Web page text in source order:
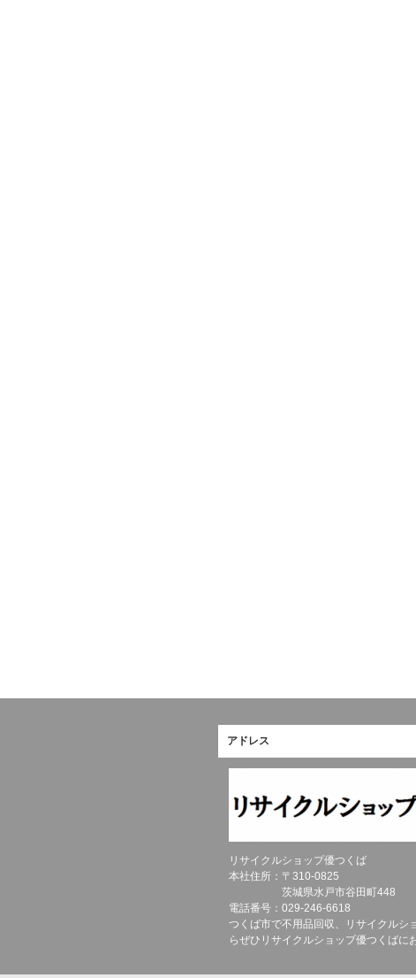
アドレス
リサイクルショップ優つくば
本社住所：〒 310-0825
茨城県水戸市谷田町448
電話番号： 029-246-6618
つくば市で不用品回収、リサイクルシ
らぜひリサイクルショップ優つくばに